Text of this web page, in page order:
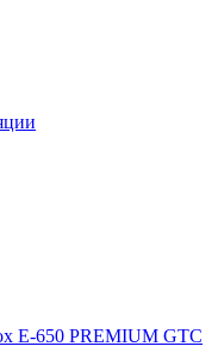
E-650 PREMIUM GTC